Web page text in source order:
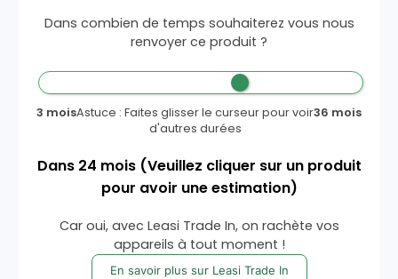
Dans combien de temps souhaiterez vous nous
renvoyer ce produit ?
3 moisAstuce : Faites glisser le curseur pour voir
d'autres durées
36 mois
Dans 24 mois (Veuillez cliquer sur un produit
pour avoir une estimation)
Car oui, avec Leasi Trade In, on rachète vos
appareils à tout moment !
En savoir plus sur Leasi Trade In